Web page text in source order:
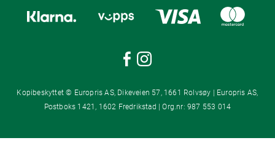
Kopibeskyttet © Europris AS, Dikeveien 57, 1661 Rolvsøy | Europris AS,
Postboks 1421, 1602 Fredrikstad | Org.nr: 987 553 014